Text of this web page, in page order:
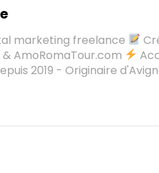
marketing freelance
AmoRomaTour.com
2019 - Originaire